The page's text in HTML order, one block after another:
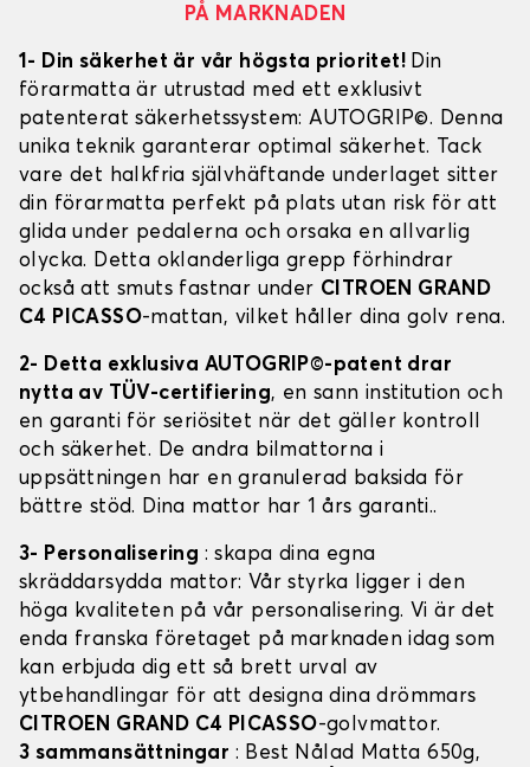
PÅ MARKNADEN
1- Din säkerhet är vår högsta prioritet! Din
förarmatta är utrustad med ett exklusivt
patenterat säkerhetssystem: AUTOGRIP©. Denna
unika teknik garanterar optimal säkerhet. Tack
vare det halkfria självhäftande underlaget sitter
din förarmatta perfekt på plats utan risk för att
glida under pedalerna och orsaka en allvarlig
olycka. Detta oklanderliga grepp förhindrar
också att smuts fastnar under CITROEN GRAND
C4 PICASSO-mattan, vilket håller dina golv rena.
2- Detta exklusiva AUTOGRIP©-patent drar
nytta av TÜV-certifiering, en sann institution och
en garanti för seriösitet när det gäller kontroll
och säkerhet. De andra bilmattorna i
uppsättningen har en granulerad baksida för
bättre stöd. Dina mattor har 1 års garanti..
3- Personalisering : skapa dina egna
skräddarsydda mattor: Vår styrka ligger i den
höga kvaliteten på vår personalisering. Vi är det
enda franska företaget på marknaden idag som
kan erbjuda dig ett så brett urval av
ytbehandlingar för att designa dina drömmars
CITROEN GRAND C4 PICASSO-golvmattor.
3 sammansättningar : Best Nålad Matta 650g,